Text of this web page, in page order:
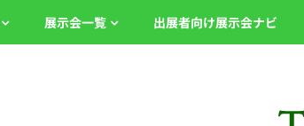
展示会一覧 出展者向け展示会ナビ